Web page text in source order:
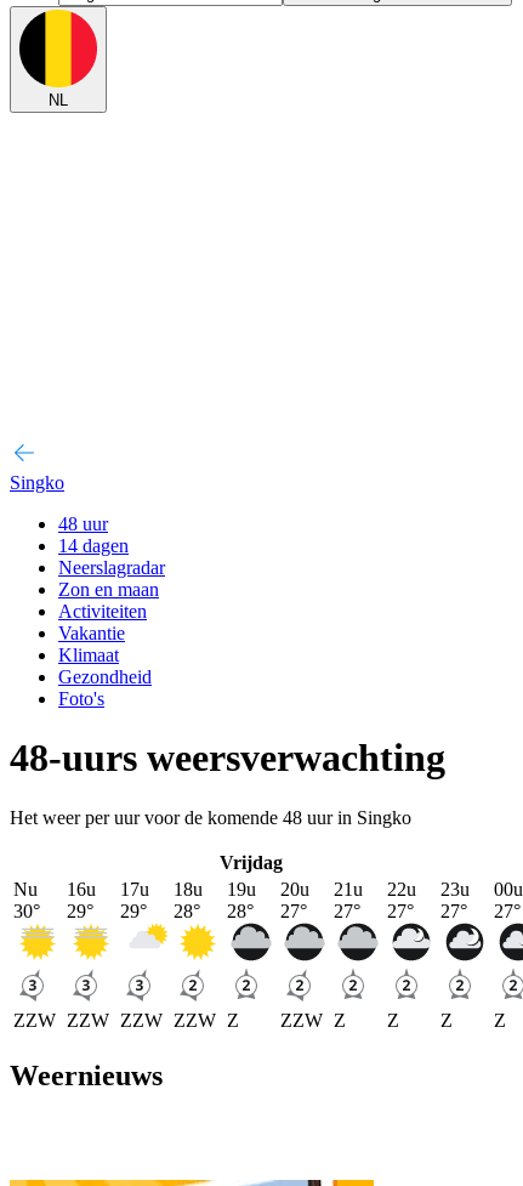
NL
Singko
48 uur
14 dagen
Neerslagradar
Zon en maan
Activiteiten
Vakantie
Klimaat
Gezondheid
Foto's
48-uurs weersverwachting
Het weer per uur voor de komende 48 uur in Singko
Vrijdag
Nu
30°
ZZW
16u
29°
ZZW
17u
29°
ZZW
18u
28°
ZZW
19u
28°
Z
20u
27°
ZZW
21u
27°
Z
22u
27°
Z
23u
27°
Z
00u
27°
Z
Weernieuws